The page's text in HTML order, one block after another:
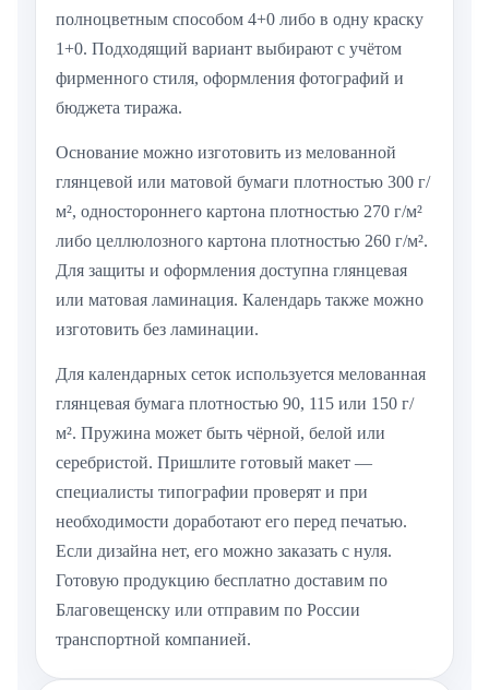
полноцветным способом 4+0 либо в одну краску
1+0. Подходящий вариант выбирают с учётом
фирменного стиля, оформления фотографий и
бюджета тиража.
Основание можно изготовить из мелованной
глянцевой или матовой бумаги плотностью 300 г/
м², одностороннего картона плотностью 270 г/м²
либо целлюлозного картона плотностью 260 г/м².
Для защиты и оформления доступна глянцевая
или матовая ламинация. Календарь также можно
изготовить без ламинации.
Для календарных сеток используется мелованная
глянцевая бумага плотностью 90, 115 или 150 г/
м². Пружина может быть чёрной, белой или
серебристой. Пришлите готовый макет —
специалисты типографии проверят и при
необходимости доработают его перед печатью.
Если дизайна нет, его можно заказать с нуля.
Готовую продукцию бесплатно доставим по
Благовещенску или отправим по России
транспортной компанией.